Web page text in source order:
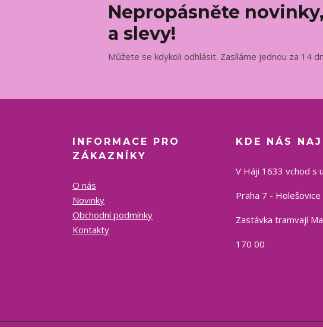
Nepropásněte
a slevy!
Můžete se kdykoli odhlásit. Zasíláme jednou za 14
INFORMACE PRO
ZÁKAZNÍKY
O nás
Novinky
Obchodní podmínky
Kontakty
KDE NÁS
V Háji 1633 vchod s
Praha 7 - Holešovice
Zastávka tramvají
170 00